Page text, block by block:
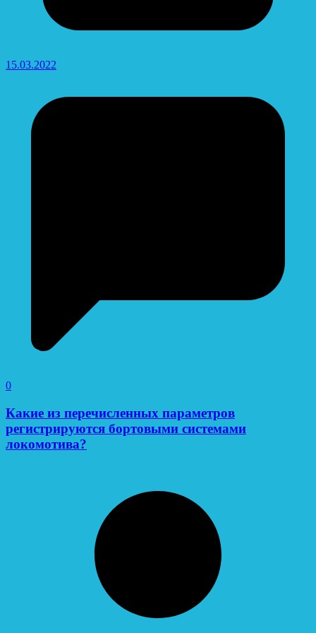
15.03.2022
0
Какие из перечисленных параметров
регистрируются бортовыми системами
локомотива?